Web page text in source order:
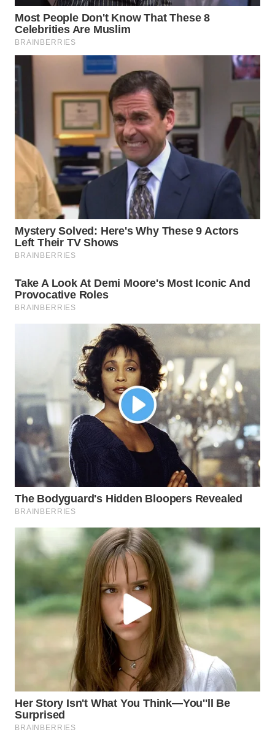
WN
TAPANULI
SELATAN
LESUNG
KARO
WN
SIMALUNGUN
WN
LABUHANBATU
TAPANULI
TENGAH
TEBING
TINGGI
WN
PAKPAK
WN
KARAWANG
WN
BOGOR
WN
DEPOK
WN
SAMOSIR